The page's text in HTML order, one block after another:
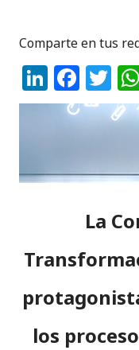
Comparte en tus
Li
n
dI
F
a
c
b
o
k
T
w
it
r
La
los